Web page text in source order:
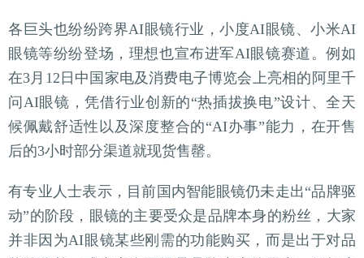
各巨头也纷纷跨界AI眼镜行业，小度AI眼镜、小米AI
眼镜等纷纷登场，理想也宣布进军AI眼镜赛道。例如
在3月12日中国家电及消费电子博览会上亮相的阿里千
问AI眼镜，凭借行业创新的“热插拔换电”设计、全天
候佩戴舒适性以及深度整合的“AI办事”能力，在开售
后的3小时部分渠道就现货售罄。
有专业人士表示，目前国内智能眼镜仍未走出“品牌驱
动”的阶段，眼镜的主要受众是品牌本身的粉丝，大家
并非因为AI眼镜某些刚需的功能购买，而是出于对品